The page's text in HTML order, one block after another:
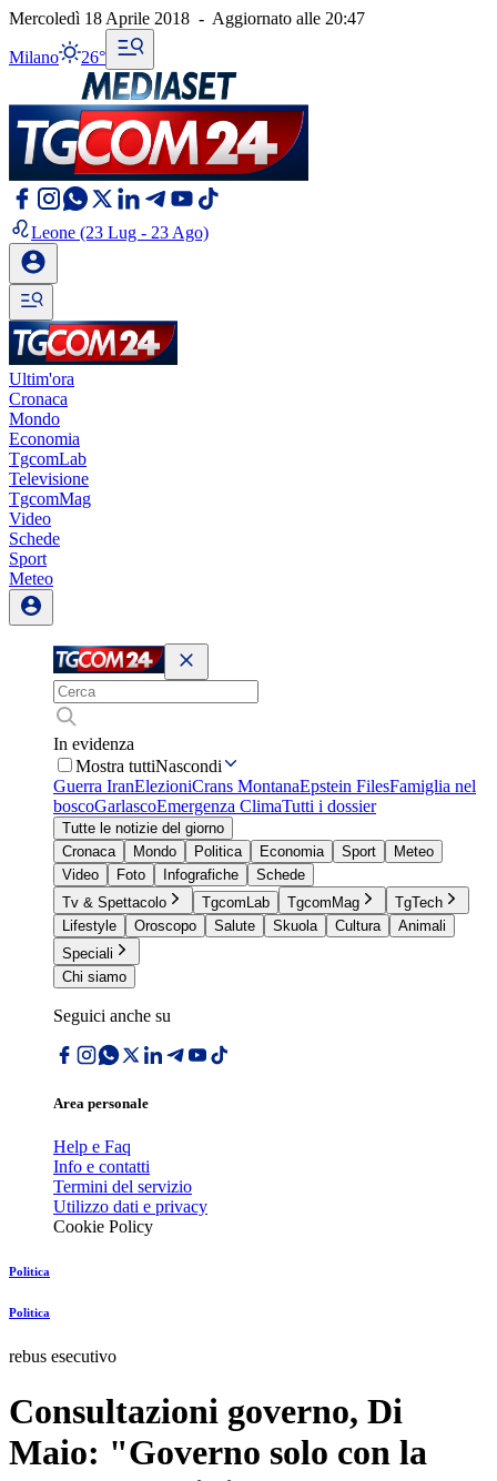
Mercoledì 18 Aprile 2018 - Aggiornato alle 20:47
Milano 26°
Leone (23 Lug - 23 Ago)
Ultim'ora
Cronaca
Mondo
Economia
TgcomLab
Televisione
TgcomMag
Video
Schede
Sport
Meteo
In evidenza
Mostra tuttiNascondi
Guerra IranElezioniCrans MontanaEpstein FilesFamiglia nel
boscoGarlascoEmergenza ClimaTutti i dossier
Tutte le notizie del giorno
Cronaca
Mondo Politica Economia Sport
Meteo
Video
Foto Infografiche
Schede
Tv & Spettacolo
TgcomLab TgcomMag
TgTech
Lifestyle
Oroscopo Salute Skuola Cultura
Animali
Speciali
Chi siamo
Seguici anche su
Area personale
Help e Faq
Info e contatti
Termini del servizio
Utilizzo dati e privacy
Cookie Policy
Politica
Politica
rebus esecutivo
Consultazioni governo, Di
Maio: "Governo solo con la